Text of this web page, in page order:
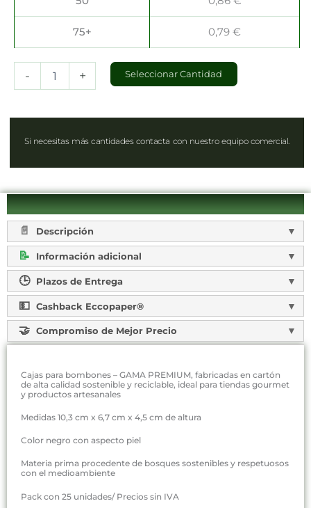
75+ 0,79€
- + Seleccionar Cantidad
Si necesitas más cantidades contacta con nuestro equipo comercial.
Descripción
Información adicional
Plazos de Entrega
Cashback Eccopaper®
Compromiso de Mejor Precio
Cajas para bombones – GAMA PREMIUM, fabricadas en cartón
de alta calidad sostenible y reciclable, ideal para tiendas gourmet
y productos artesanales
Medidas 10,3 cm x 6,7 cm x 4,5 cm de altura
Color negro con aspecto piel
Materia prima procedente de bosques sostenibles y respetuosos
con el medioambiente
Pack con 25 unidades/ Precios sin IVA